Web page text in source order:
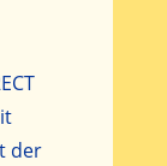
der